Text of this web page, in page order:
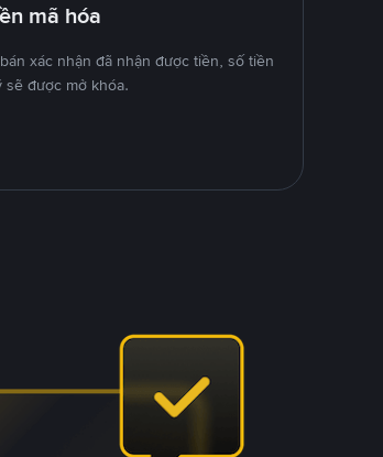
mã hóa
xác nhận đã nhận được tiền, số tiền
sẽ được mở khóa.